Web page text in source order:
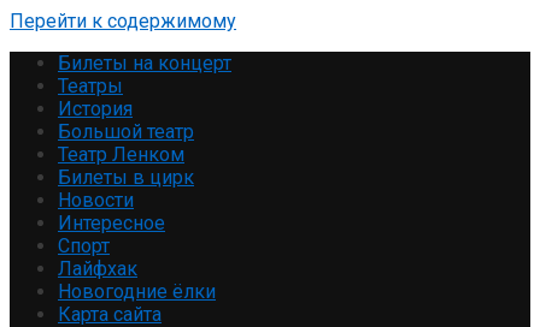
Перейти к содержимому
Билеты на концерт
Театры
История
Большой театр
Театр Ленком
Билеты в цирк
Новости
Интересное
Спорт
Лайфхак
Новогодние ёлки
Карта сайта